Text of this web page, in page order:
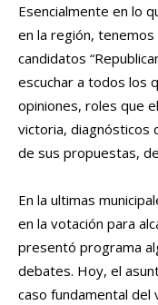
Esencialmente en lo
en la región,
candidatos
escuchar a todos los
opiniones, roles que
victoria, diagnósticos
de sus propuestas,
En la ultimas
en la votación para
presentó programa
debates. Hoy, el
caso fundamental